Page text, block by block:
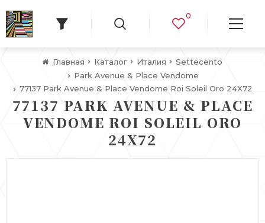
0
Главная Каталог Италия
Settecento
Park Avenue & Place Vendome
77137 Park Avenue & Place Vendome Roi Soleil Oro 24X72
77137 PARK AVENUE & PLACE
VENDOME ROI SOLEIL ORO
24X72